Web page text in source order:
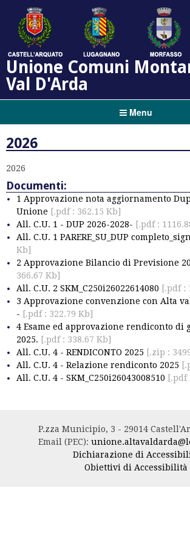
Unione Comuni
Val D'Arda
Menu
2026
2026
Documenti:
1 Approvazione nota aggiornamento Dup
Unione [.pdf : 362.15 Kb]
All. C.U. 1 - DUP 2026-2028- [.pdf :
All. C.U. 1 PARERE_SU_DUP
Kb]
2 Approvazione Bilancio di Previsione
366.67 Kb]
All. C.U. 2 SKM_C250i26022614080 [.pdf :
3 Approvazione convenzione con Alta
- [.pdf : 322.79 Kb]
4 Esame ed approvazione rendiconto di
2025. [.pdf : 338.67 Kb]
All. C.U. 4 - RENDICONTO 2025 [.zip :
All. C.U. 4 - Relazione rendiconto 2025
All. C.U. 4 - SKM_C250i26043008510 [.pdf
P.zza Municipio, 3 - 29014
Email (PEC):
Dichiarazione di
Obiettivi di Accessibilità